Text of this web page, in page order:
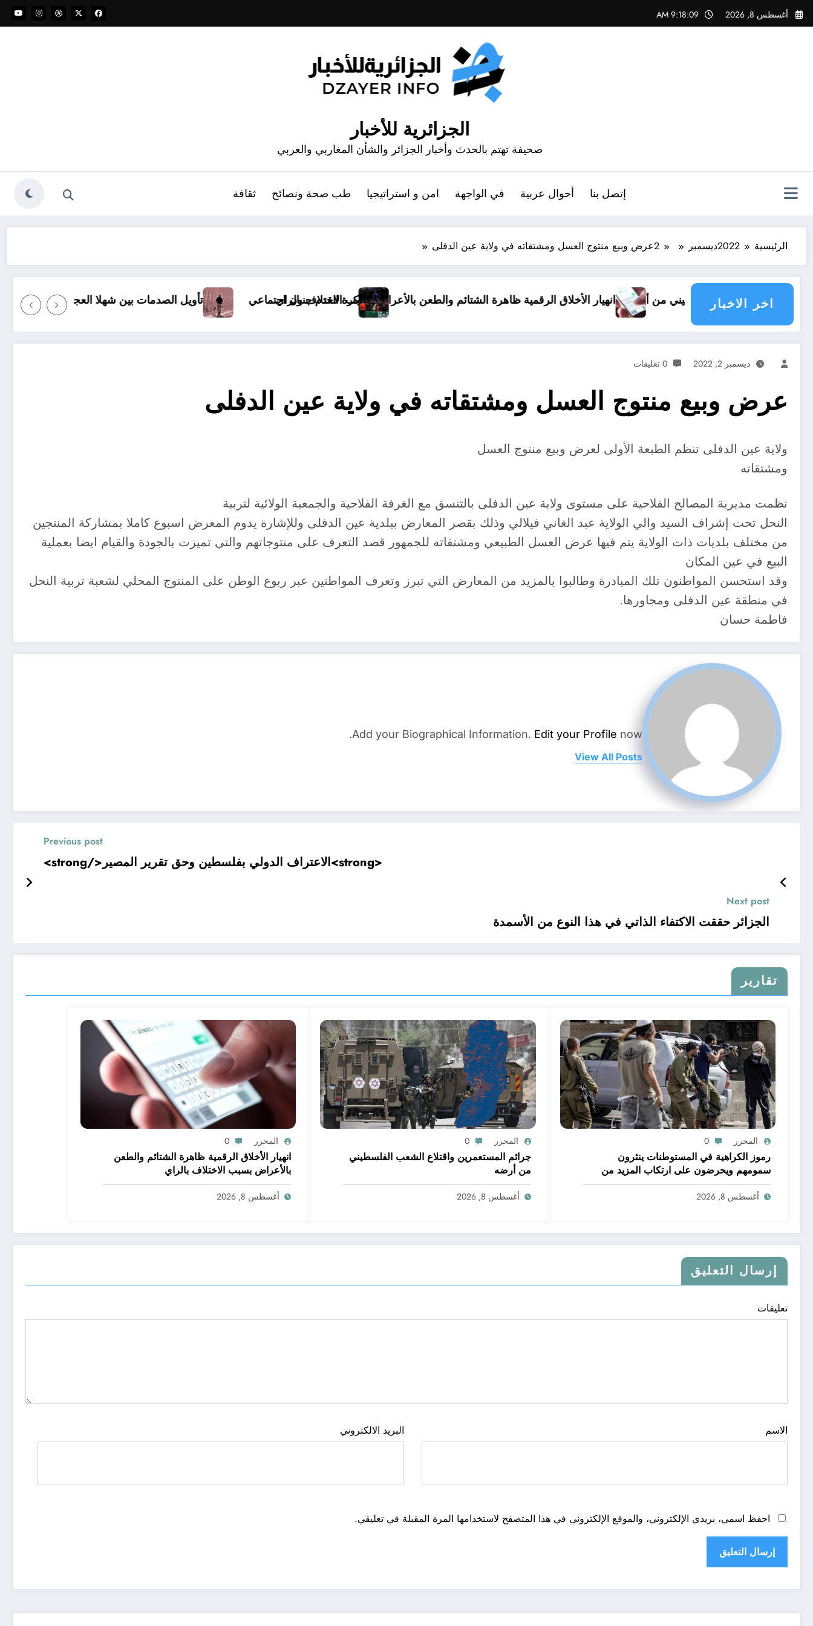
التجاوز
إلى
أغسطس 8, 2026 9:18:10 AM
الجزائرية للأخبار
صحيفة تهتم بالحدث وأخبار الجزائر والشأن المغاربي والعربي
إتصل بنا أحوال عربية في الواجهة امن و استراتيجيا طب صحة ونصائح ثقافة
الرئيسية 2022ديسمبر 2عرض وبيع منتوج العسل ومشتقاته في ولاية عين الدفلى
اخر الاخبار
الفلسطيني من أرضه انهيار الأخلاق الرقمية ظاهرة الشتائم والطعن بالأعراض بسبب الاختلاف بالراي
كرة القدم جنون اجتماعي تأويل الصدمات بين شهلا العجيلي وإليف شافاق أي
ديسمبر 2, 2022 0 تعليقات
عرض وبيع منتوج العسل ومشتقاته في ولاية عين الدفلى
ولاية عين الدفلى تنظم الطبعة الأولى لعرض وبيع منتوج العسل
ومشتقاته
نظمت مديرية المصالح الفلاحية على مستوى ولاية عين الدفلى بالتنسق مع الغرفة الفلاحية والجمعية الولائية لتربية
النحل تحت إشراف السيد والي الولاية عبد الغاني فيلالي وذلك بقصر المعارض ببلدية عين الدفلى وللإشارة يدوم المعرض اسبوع كاملا بمشاركة المنتجين
من مختلف بلديات ذات الولاية يتم فيها عرض العسل الطبيعي ومشتقاته للجمهور قصد التعرف على منتوجاتهم والتي تميزت بالجودة والقيام ايضا بعملية
البيع في عين المكان
وقد استحسن المواطنون تلك المبادرة وطالبوا بالمزيد من المعارض التي تبرز وتعرف المواطنين عبر ربوع الوطن على المنتوج المحلي لشعبة تربية النحل
في منطقة عين الدفلى ومجاورها.
فاطمة حسان
Add your Biographical Information. Edit your Profile now.
View All Posts
Previous post
<strong>الاعتراف الدولي بفلسطين وحق تقرير المصير</strong>
Next post
الجزائر حققت الاكتفاء الذاتي في هذا النوع من الأسمدة
تقارير
المحرر 0
رموز الكراهية في المستوطنات ينثرون
سمومهم ويحرضون على ارتكاب المزيد من
الجرائم
أغسطس 8, 2026
المحرر 0
جرائم المستعمرين واقتلاع الشعب الفلسطيني
من أرضه
أغسطس 8, 2026
المحرر 0
انهيار الأخلاق الرقمية ظاهرة الشتائم والطعن
بالأعراض بسبب الاختلاف بالراي
أغسطس 8, 2026
إرسال التعليق
تعليقات
الاسم البريد الالكتروني
احفظ اسمي، بريدي الإلكتروني، والموقع الإلكتروني في هذا المتصفح لاستخدامها المرة المقبلة في تعليقي.